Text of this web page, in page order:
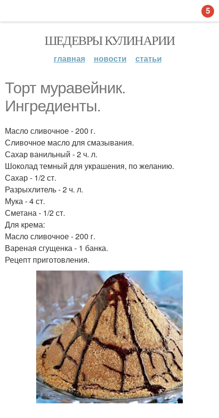
ШЕДЕВРЫ КУЛИНАРИИ
главная новости статьи
Торт муравейник.
Ингредиенты.
Масло сливочное - 200 г.
Сливочное масло для смазывания.
Сахар ванильный - 2 ч. л.
Шоколад темный для украшения, по желанию.
Сахар - 1/2 ст.
Разрыхлитель - 2 ч. л.
Мука - 4 ст.
Сметана - 1/2 ст.
Для крема:
Масло сливочное - 200 г.
Вареная сгущенка - 1 банка.
Рецепт приготовления.
5